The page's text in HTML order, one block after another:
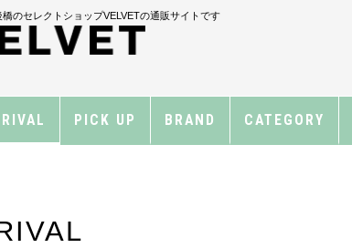
橋のセレクトショップVELVETの通販サイトです
PICK UP BRAND CATEGORY